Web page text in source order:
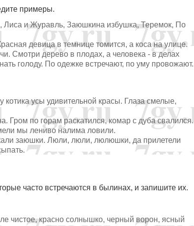
примеры.
Лиса и Журавль, Заюшкина избушка, Теремок, По
девица в темнице томится, а коса на улице.
Смотри дерево в плодах, а человека - в делах
голоду. По одежке встречают, по уму провожают.
усы удивительной красы. Глаза смелые,
Гром по горам раскатился, комар с дуба свалился.
мы лениво налима ловили.
заюшки. Люли, люли, люлюшки, да прилетели
часто встречаются в былинах, и запишите их.
чистое, красно солнышко, черный ворон, ясный